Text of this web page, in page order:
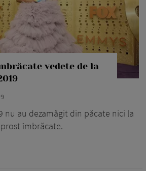
vedete de la
nu au dezamăgit din păcate nici la
îmbrăcate.